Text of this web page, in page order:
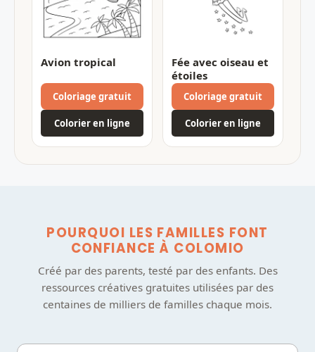
Avion tropical
Coloriage gratuit
Colorier en ligne
Fée avec oiseau et
étoiles
Coloriage gratuit
Colorier en ligne
POURQUOI LES FAMILLES FONT
CONFIANCE À COLOMIO
Créé par des parents, testé par des enfants. Des
ressources créatives gratuites utilisées par des
centaines de milliers de familles chaque mois.